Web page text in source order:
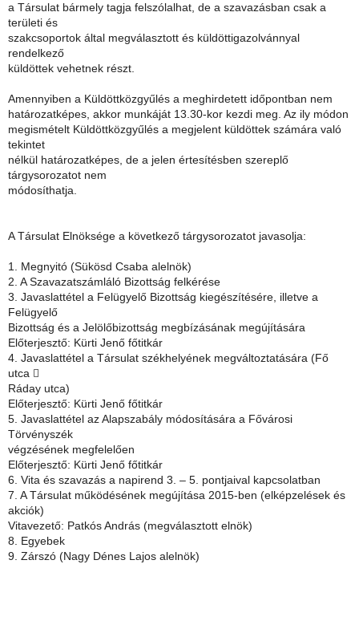
a Társulat bármely tagja felszólalhat, de a szavazásban csak a
területi és
szakcsoportok által megválasztott és küldöttigazolvánnyal
rendelkező
küldöttek vehetnek részt.
Amennyiben a Küldöttközgyűlés a meghirdetett időpontban nem
határozatképes, akkor munkáját 13.30-kor kezdi meg. Az ily módon
megismételt Küldöttközgyűlés a megjelent küldöttek számára való
tekintet
nélkül határozatképes, de a jelen értesítésben szereplő
tárgysorozatot nem
módosíthatja.
A Társulat Elnöksége a következő tárgysorozatot javasolja:
1. Megnyitó (Sükösd Csaba alelnök)
2. A Szavazatszámláló Bizottság felkérése
3. Javaslattétel a Felügyelő Bizottság kiegészítésére, illetve a
Felügyelő
Bizottság és a Jelölőbizottság megbízásának megújítására
Előterjesztő: Kürti Jenő főtitkár
4. Javaslattétel a Társulat székhelyének megváltoztatására (Fő
utca 
Ráday utca)
Előterjesztő: Kürti Jenő főtitkár
5. Javaslattétel az Alapszabály módosítására a Fővárosi
Törvényszék
végzésének megfelelően
Előterjesztő: Kürti Jenő főtitkár
6. Vita és szavazás a napirend 3. – 5. pontjaival kapcsolatban
7. A Társulat működésének megújítása 2015-ben (elképzelések és
akciók)
Vitavezető: Patkós András (megválasztott elnök)
8. Egyebek
9. Zárszó (Nagy Dénes Lajos alelnök)